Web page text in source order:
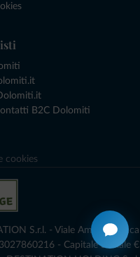
B2C Dolomiti
cookies
S.r.l. - Viale Amedeo Duca
- Capitale Sociale €